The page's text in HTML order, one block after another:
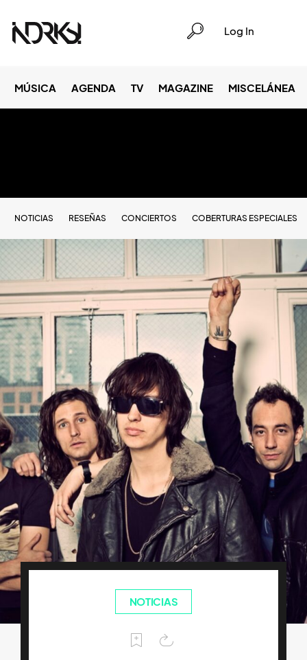
Log In
MÚSICA AGENDA TV MAGAZINE MISCELÁNEA
NOTICIAS RESEÑAS CONCIERTOS COBERTURAS ESPECIALES
NOTICIAS